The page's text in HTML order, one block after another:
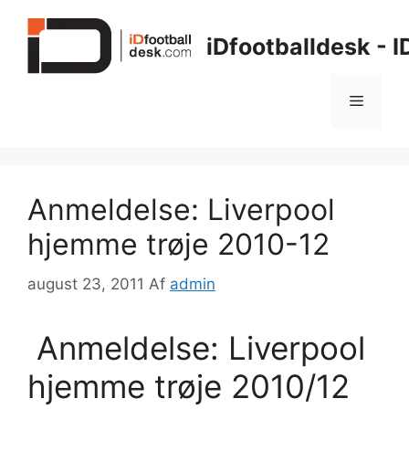
iDfootballdesk -
Menu
Anmeldelse: Liverpool
hjemme trøje 2010-12
august 23, 2011 Af admin
Anmeldelse: Liverpool
hjemme trøje 2010/12